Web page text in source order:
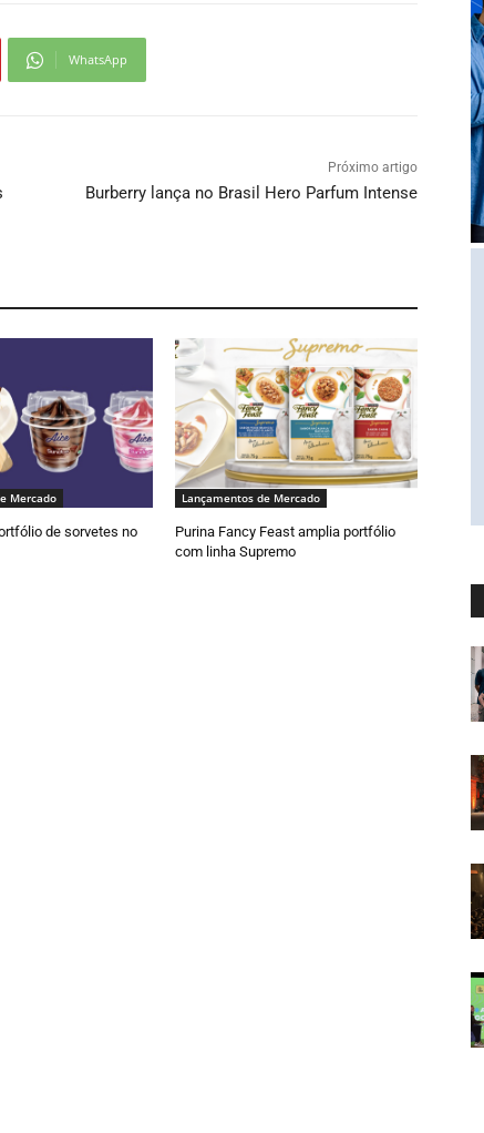
WhatsApp
Próximo artigo
Burberry lança no Brasil Hero Parfum Intense
Mercado
de sorvetes no
Lançamentos de Mercado
Purina Fancy Feast amplia portfólio
com linha Supremo